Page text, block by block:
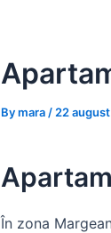
Bymara / 22
În zona